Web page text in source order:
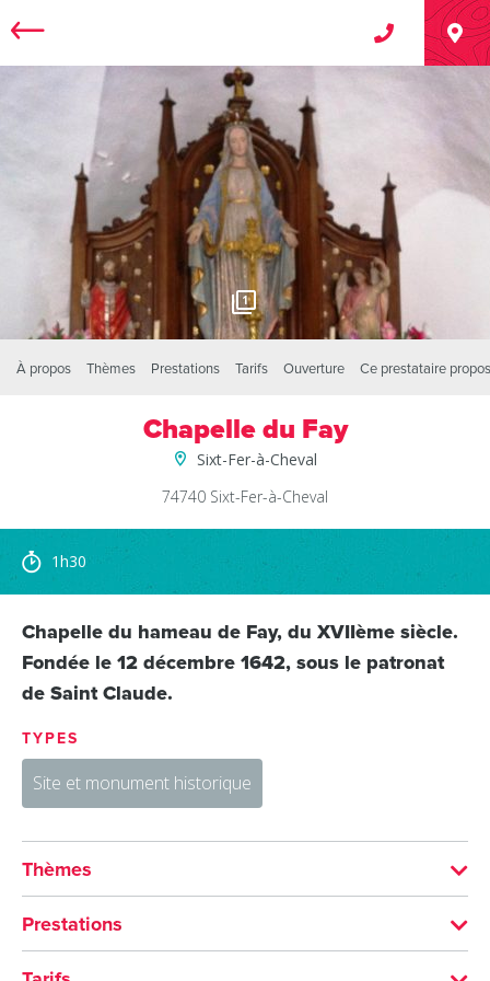
1
À propos Thèmes Prestations Tarifs Ouverture Ce prestataire
Chapelle du Fay
Sixt-Fer-à-Cheval
74740 Sixt-Fer-à-Cheval
1h30
Chapelle du hameau de Fay, du XVIIème siècle.
Fondée le 12 décembre 1642, sous le patronat
de Saint Claude.
TYPES
Site et monument historique
Thèmes
Patrimoine religieux
Prestations